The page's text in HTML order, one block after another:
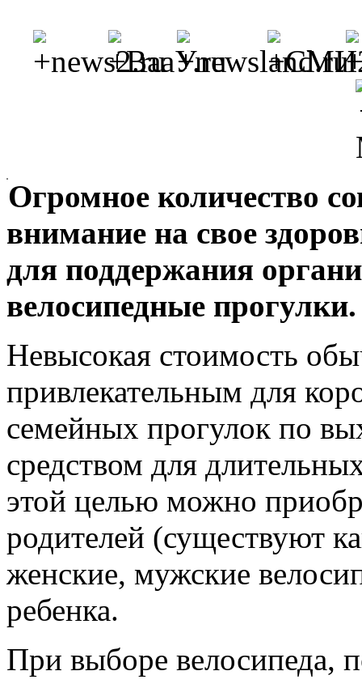
Огромное количество
внимание на свое
для поддержания
велосипедные прогулки.
Невысокая стоимость
привлекательным для
семейных прогулок по
средством для
этой целью можно
родителей (существуют
женские, мужские
ребенка.
При выборе велосипеда,